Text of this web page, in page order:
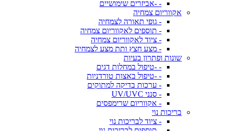
- -אביזרים שימושיים
אקווריום צמחיה
- גופי תאורה לצמחיה
- תוספים לאקווריום צמחיה
- ציוד לאקווריום צמחיה
- מצע חצץ ותת מצע לצמחיה
שונות ופתרון בעיות
- -טיפול במחלות דגים
- -טיפול באצות טורדניות
- ערכות בדיקה למתוקים
- סנני UV/UVC
- אקווריום שרימפסים
בריכות נוי
- ציוד לבריכות נוי